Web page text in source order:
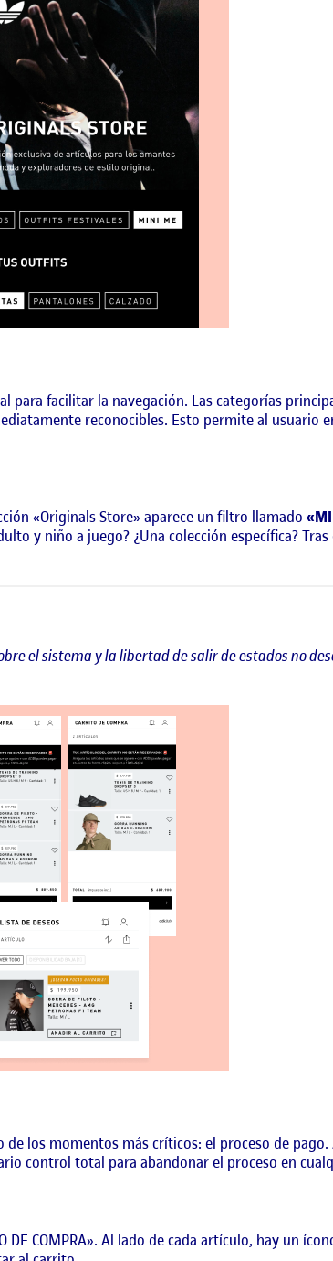
para facilitar la navegación. Las categorías
reconocibles. Esto permite al usuario
«Originals Store» aparece un filtro llamado
y niño a juego? ¿Una colección específica?
el sistema y la libertad de salir de estados no
los momentos más críticos: el proceso de
control total para abandonar el proceso en
COMPRA». Al lado de cada artículo, hay un